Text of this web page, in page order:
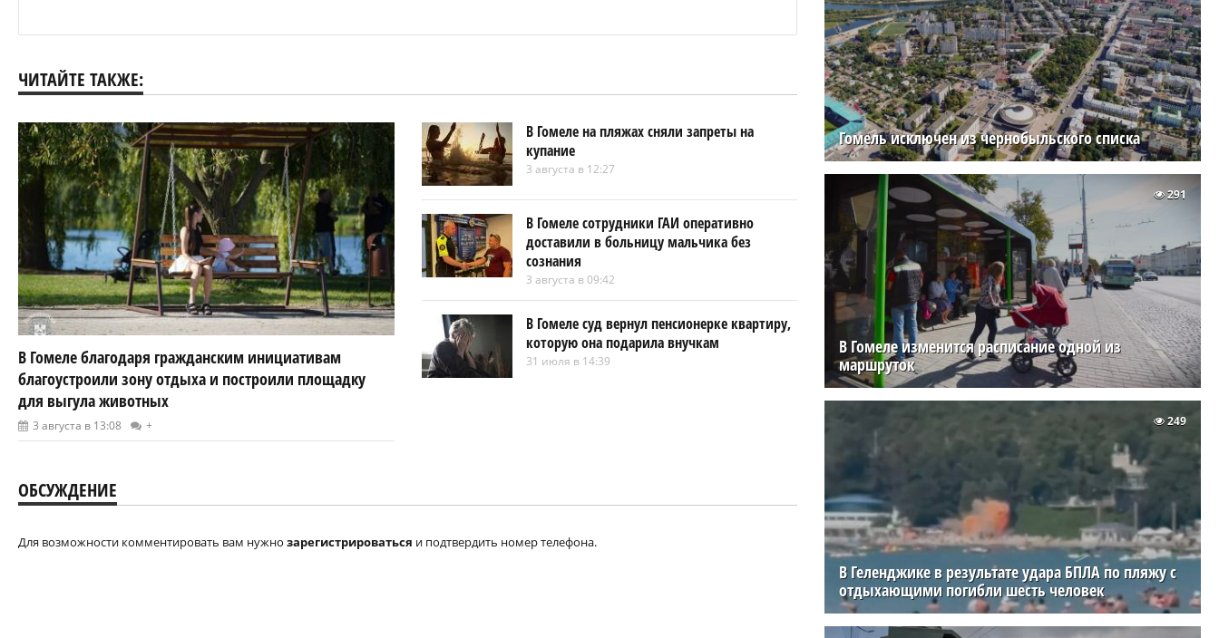
ЧИТАЙТЕ ТАКЖЕ:
В Гомеле благодаря гражданским инициативам
благоустроили зону отдыха и построили площадку
для выгула животных
3 августа в 13:08 +
В Гомеле на пляжах сняли запреты на
купание
3 августа в 12:27
В Гомеле сотрудники ГАИ оперативно
доставили в больницу мальчика без
сознания
3 августа в 09:42
В Гомеле суд вернул пенсионерке квартиру,
которую она подарила внучкам
31 июля в 14:39
ОБСУЖДЕНИЕ
Для возможности комментировать вам нужно зарегистрироваться и подтвердить номер телефона.
Гомель исключен из чернобыльского списка
В Гомеле изменится расписание одной из
маршруток
291
В Геленджике в результате удара БПЛА по пляжу с
отдыхающими погибли шесть человек
249